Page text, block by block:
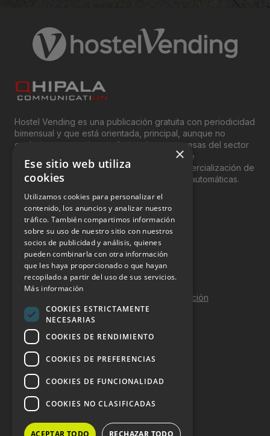
Hostel Vending es una publicación gratuita con periodicidad
bimensual y que está orientada, principal, aunque no
exclusivamente, a los profesionales y empresas del sector
del “Vending”; nombre con el que se conoce
genéricamente entre profesionales a la comercialización de
productos y servicios a través de máquinas automáticas.
INFORMACIÓN LEGAL
Aviso Legal
Política de Privacidad
Política de Cookies
Política de calidad y seguridad de la información
Contacto
DOSSIER Y CONTRATACIÓN
Dossier 2026 (ES)
Dossier 2026 (EN)
×
Ese sitio web utiliza
cookies
Utilizamos cookies para personalizar el
contenido, los anuncios y analizar nuestro
tráfico. También compartimos información
sobre su uso de nuestro sitio con nuestros
socios de publicidad y análisis, quienes
pueden combinarla con otra información
que les haya proporcionado o que hayan
recopilado a partir del uso de sus servicios.
Más información
COOKIES ESTRICTAMENTE
NECESARIAS
COOKIES DE RENDIMIENTO
COOKIES DE PREFERENCIAS
COOKIES DE FUNCIONALIDAD
COOKIES NO CLASIFICADAS
ACEPTAR TODO RECHAZAR TODO